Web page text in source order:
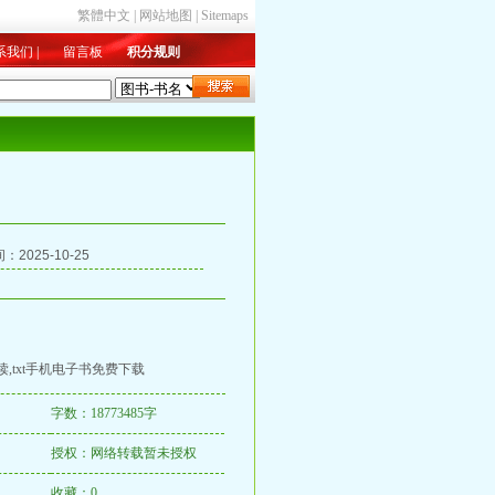
繁體中文 网站地图 Sitemaps
我们 | 留言板 积分规则
库| 总收藏| 字数排行
：2025-10-25
,txt手机电子书免费下载
字数：18773485字
授权：网络转载暂未授权